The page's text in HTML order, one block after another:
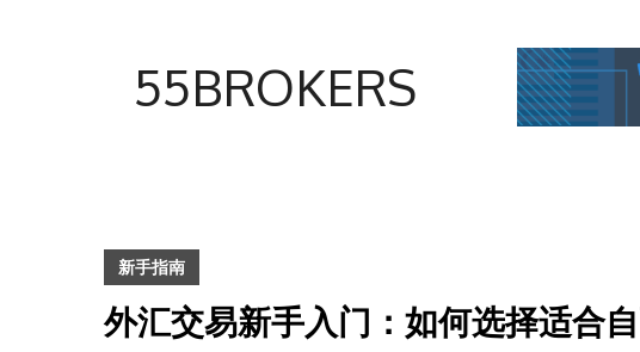
55BROKERS
新手指南
外汇交易新手入门：如何选择适合